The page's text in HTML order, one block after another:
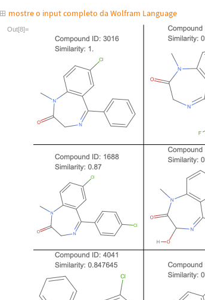
mostre o input completo da Wolfram Language
Out[8]=